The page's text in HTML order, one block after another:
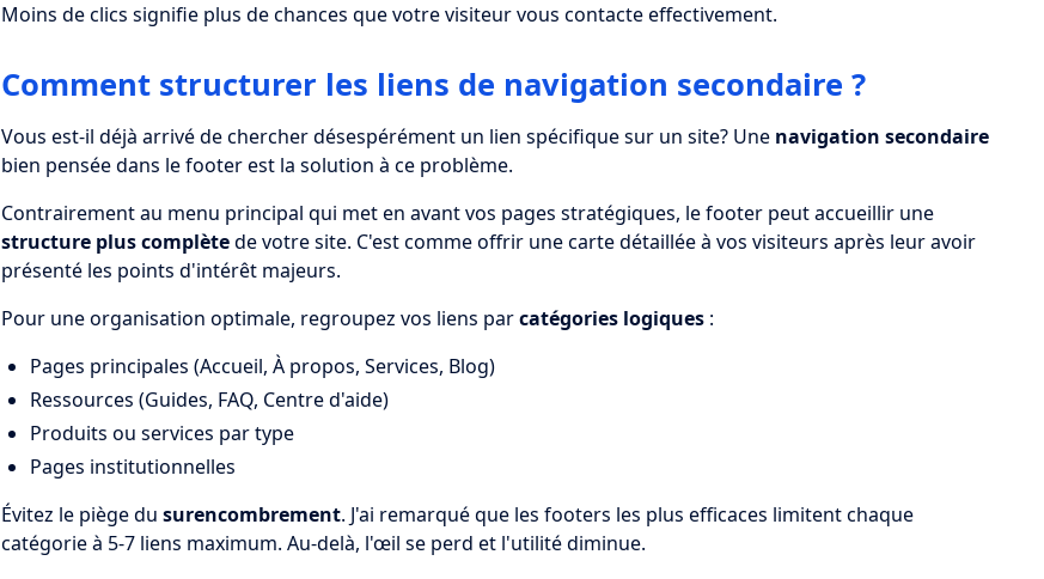
Moins de clics signifie plus de chances que votre visiteur vous contacte effectivement.
Comment structurer les liens de navigation secondaire ?
Vous est-il déjà arrivé de chercher désespérément un lien spécifique sur un site? Une navigation secondaire
bien pensée dans le footer est la solution à ce problème.
Contrairement au menu principal qui met en avant vos pages stratégiques, le footer peut accueillir une
structure plus complètede votre site. C'est comme offrir une carte détaillée à vos visiteurs après leur avoir
présenté les points d'intérêt majeurs.
Pour une organisation optimale, regroupez vos liens parcatégories logiques :
Pages principales (Accueil, À propos, Services, Blog)
Ressources (Guides, FAQ, Centre d'aide)
Produits ou services par type
Pages institutionnelles
Évitez le piège du surencombrement. J'ai remarqué que les footers les plus efficaces limitent chaque
catégorie à 5-7 liens maximum. Au-delà, l'œil se perd et l'utilité diminue.